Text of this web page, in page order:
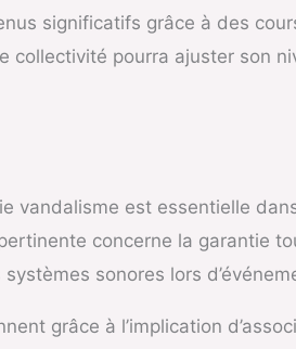
significatifs grâce à des
collectivité pourra ajuster son
vandalisme est essentielle
concerne la garantie
sonores lors
grâce à l’implication